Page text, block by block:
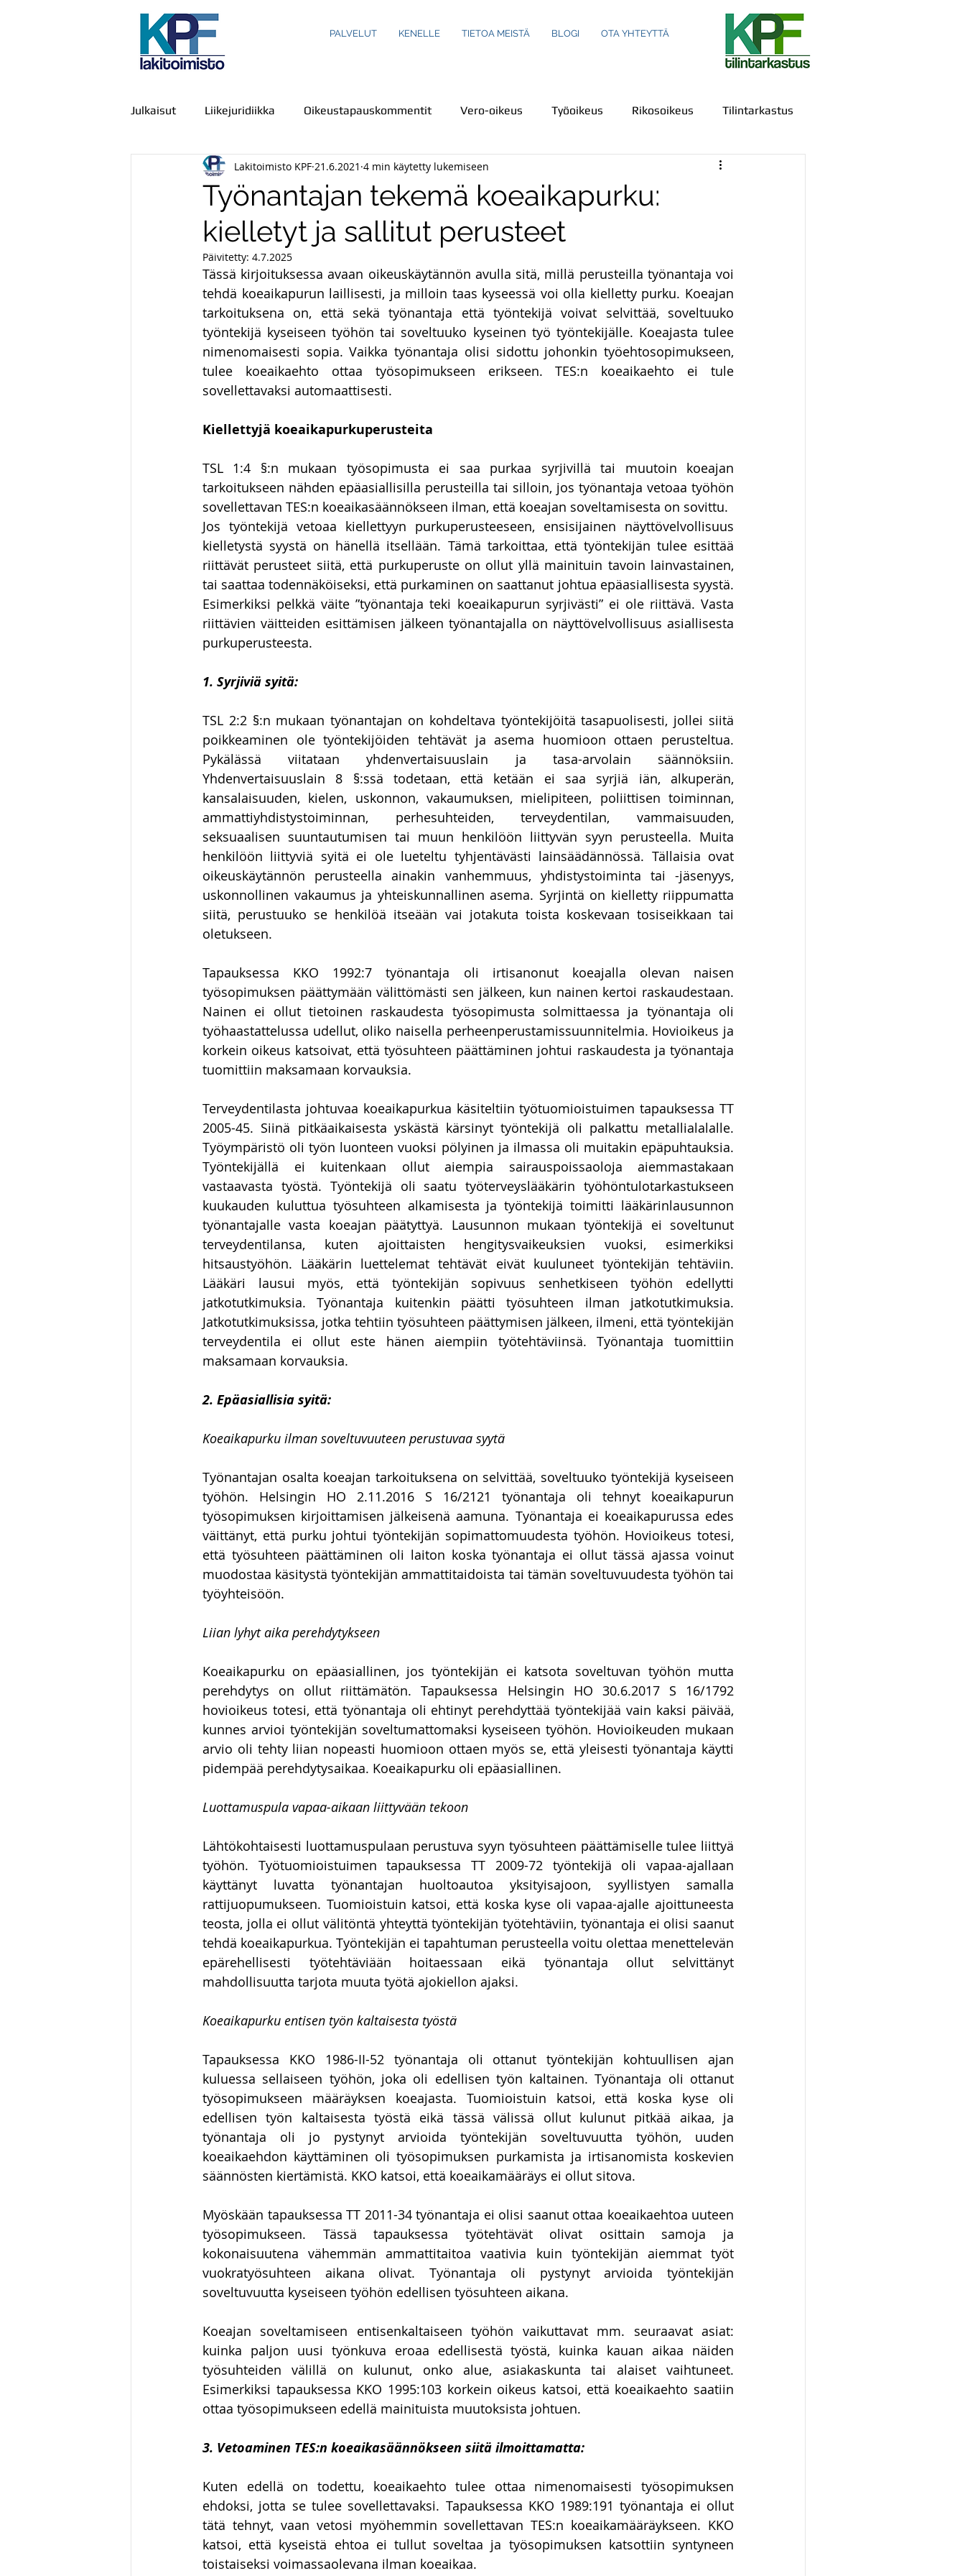
PALVELUT KENELLE TIETOA MEISTÄ BLOGI OTA YHTEYTTÄ
Julkaisut Liikejuridiikka Oikeustapauskommentit Vero-oikeus Työoikeus Rikosoikeus Tilintarkastus
Julkiset hankinnat IT-oikeus Turva-ala Ympäristöoikeus
Kamppailu, väkivalta ja voimakeinot Perheoikeus Teemakirjoituksia
Viestintä Urheiluoikeus Rikoslaki Kuluttajaoikeus Uutiset Uutiskatsaus IPR Todistelu
Luonnonvaraoikeus Hallinto-oikeus Talousoikeus vakuustakavarikko Asunnot ja kiinteistöt
huumausainerikos
Työnantajan tekemä koeaikapurku:
kielletyt ja sallitut perusteet
Lakitoimisto KPF 21.6.2021 4 min käytetty lukemiseen
Päivitetty: 4.7.2025
Tässä kirjoituksessa avaan oikeuskäytännön avulla sitä, millä perusteilla työnantaja voi
tehdä koeaikapurun laillisesti, ja milloin taas kyseessä voi olla kielletty purku. Koeajan
tarkoituksena on, että sekä työnantaja että työntekijä voivat selvittää, soveltuuko
työntekijä kyseiseen työhön tai soveltuuko kyseinen työ työntekijälle. Koeajasta tulee
nimenomaisesti sopia. Vaikka työnantaja olisi sidottu johonkin työehtosopimukseen,
tulee koeaikaehto ottaa työsopimukseen erikseen. TES:n koeaikaehto ei tule
sovellettavaksi automaattisesti.
Kiellettyjä koeaikapurkuperusteita
TSL 1:4 §:n mukaan työsopimusta ei saa purkaa syrjivillä tai muutoin koeajan
tarkoitukseen nähden epäasiallisilla perusteilla tai silloin, jos työnantaja vetoaa työhön
sovellettavan TES:n koeaikasäännökseen ilman, että koeajan soveltamisesta on sovittu.
Jos työntekijä vetoaa kiellettyyn purkuperusteeseen, ensisijainen näyttövelvollisuus
kielletystä syystä on hänellä itsellään. Tämä tarkoittaa, että työntekijän tulee esittää
riittävät perusteet siitä, että purkuperuste on ollut yllä mainituin tavoin lainvastainen,
tai saattaa todennäköiseksi, että purkaminen on saattanut johtua epäasiallisesta syystä.
Esimerkiksi pelkkä väite ”työnantaja teki koeaikapurun syrjivästi” ei ole riittävä. Vasta
riittävien väitteiden esittämisen jälkeen työnantajalla on näyttövelvollisuus asiallisesta
purkuperusteesta.
1. Syrjiviä syitä:
TSL 2:2 §:n mukaan työnantajan on kohdeltava työntekijöitä tasapuolisesti, jollei siitä
poikkeaminen ole työntekijöiden tehtävät ja asema huomioon ottaen perusteltua.
Pykälässä viitataan yhdenvertaisuuslain ja tasa-arvolain säännöksiin.
Yhdenvertaisuuslain 8 §:ssä todetaan, että ketään ei saa syrjiä iän, alkuperän,
kansalaisuuden, kielen, uskonnon, vakaumuksen, mielipiteen, poliittisen toiminnan,
ammattiyhdistystoiminnan, perhesuhteiden, terveydentilan, vammaisuuden,
seksuaalisen suuntautumisen tai muun henkilöön liittyvän syyn perusteella. Muita
henkilöön liittyviä syitä ei ole lueteltu tyhjentävästi lainsäädännössä. Tällaisia ovat
oikeuskäytännön perusteella ainakin vanhemmuus, yhdistystoiminta tai -jäsenyys,
uskonnollinen vakaumus ja yhteiskunnallinen asema. Syrjintä on kielletty riippumatta
siitä, perustuuko se henkilöä itseään vai jotakuta toista koskevaan tosiseikkaan tai
oletukseen.
Tapauksessa KKO 1992:7 työnantaja oli irtisanonut koeajalla olevan naisen
työsopimuksen päättymään välittömästi sen jälkeen, kun nainen kertoi raskaudestaan.
Nainen ei ollut tietoinen raskaudesta työsopimusta solmittaessa ja työnantaja oli
työhaastattelussa udellut, oliko naisella perheenperustamissuunnitelmia. Hovioikeus ja
korkein oikeus katsoivat, että työsuhteen päättäminen johtui raskaudesta ja työnantaja
tuomittiin maksamaan korvauksia.
Terveydentilasta johtuvaa koeaikapurkua käsiteltiin työtuomioistuimen tapauksessa TT
2005-45. Siinä pitkäaikaisesta yskästä kärsinyt työntekijä oli palkattu metallialalalle.
Työympäristö oli työn luonteen vuoksi pölyinen ja ilmassa oli muitakin epäpuhtauksia.
Työntekijällä ei kuitenkaan ollut aiempia sairauspoissaoloja aiemmastakaan
vastaavasta työstä. Työntekijä oli saatu työterveyslääkärin työhöntulotarkastukseen
kuukauden kuluttua työsuhteen alkamisesta ja työntekijä toimitti lääkärinlausunnon
työnantajalle vasta koeajan päätyttyä. Lausunnon mukaan työntekijä ei soveltunut
terveydentilansa, kuten ajoittaisten hengitysvaikeuksien vuoksi, esimerkiksi
hitsaustyöhön. Lääkärin luettelemat tehtävät eivät kuuluneet työntekijän tehtäviin.
Lääkäri lausui myös, että työntekijän sopivuus senhetkiseen työhön edellytti
jatkotutkimuksia. Työnantaja kuitenkin päätti työsuhteen ilman jatkotutkimuksia.
Jatkotutkimuksissa, jotka tehtiin työsuhteen päättymisen jälkeen, ilmeni, että työntekijän
terveydentila ei ollut este hänen aiempiin työtehtäviinsä. Työnantaja tuomittiin
maksamaan korvauksia.
2. Epäasiallisia syitä:
Koeaikapurku ilman soveltuvuuteen perustuvaa syytä
Työnantajan osalta koeajan tarkoituksena on selvittää, soveltuuko työntekijä kyseiseen
työhön. Helsingin HO 2.11.2016 S 16/2121 työnantaja oli tehnyt koeaikapurun
työsopimuksen kirjoittamisen jälkeisenä aamuna. Työnantaja ei koeaikapurussa edes
väittänyt, että purku johtui työntekijän sopimattomuudesta työhön. Hovioikeus totesi,
että työsuhteen päättäminen oli laiton koska työnantaja ei ollut tässä ajassa voinut
muodostaa käsitystä työntekijän ammattitaidoista tai tämän soveltuvuudesta työhön tai
työyhteisöön.
Liian lyhyt aika perehdytykseen
Koeaikapurku on epäasiallinen, jos työntekijän ei katsota soveltuvan työhön mutta
perehdytys on ollut riittämätön. Tapauksessa Helsingin HO 30.6.2017 S 16/1792
hovioikeus totesi, että työnantaja oli ehtinyt perehdyttää työntekijää vain kaksi päivää,
kunnes arvioi työntekijän soveltumattomaksi kyseiseen työhön. Hovioikeuden mukaan
arvio oli tehty liian nopeasti huomioon ottaen myös se, että yleisesti työnantaja käytti
pidempää perehdytysaikaa. Koeaikapurku oli epäasiallinen.
Luottamuspula vapaa-aikaan liittyvään tekoon
Lähtökohtaisesti luottamuspulaan perustuva syyn työsuhteen päättämiselle tulee liittyä
työhön. Työtuomioistuimen tapauksessa TT 2009-72 työntekijä oli vapaa-ajallaan
käyttänyt luvatta työnantajan huoltoautoa yksityisajoon, syyllistyen samalla
rattijuopumukseen. Tuomioistuin katsoi, että koska kyse oli vapaa-ajalle ajoittuneesta
teosta, jolla ei ollut välitöntä yhteyttä työntekijän työtehtäviin, työnantaja ei olisi saanut
tehdä koeaikapurkua. Työntekijän ei tapahtuman perusteella voitu olettaa menettelevän
epärehellisesti työtehtäviään hoitaessaan eikä työnantaja ollut selvittänyt
mahdollisuutta tarjota muuta työtä ajokiellon ajaksi.
Koeaikapurku entisen työn kaltaisesta työstä
Tapauksessa KKO 1986-II-52 työnantaja oli ottanut työntekijän kohtuullisen ajan
kuluessa sellaiseen työhön, joka oli edellisen työn kaltainen. Työnantaja oli ottanut
työsopimukseen määräyksen koeajasta. Tuomioistuin katsoi, että koska kyse oli
edellisen työn kaltaisesta työstä eikä tässä välissä ollut kulunut pitkää aikaa, ja
työnantaja oli jo pystynyt arvioida työntekijän soveltuvuutta työhön, uuden
koeaikaehdon käyttäminen oli työsopimuksen purkamista ja irtisanomista koskevien
säännösten kiertämistä. KKO katsoi, että koeaikamääräys ei ollut sitova.
Myöskään tapauksessa TT 2011-34 työnantaja ei olisi saanut ottaa koeaikaehtoa uuteen
työsopimukseen. Tässä tapauksessa työtehtävät olivat osittain samoja ja
kokonaisuutena vähemmän ammattitaitoa vaativia kuin työntekijän aiemmat työt
vuokratyösuhteen aikana olivat. Työnantaja oli pystynyt arvioida työntekijän
soveltuvuutta kyseiseen työhön edellisen työsuhteen aikana.
Koeajan soveltamiseen entisenkaltaiseen työhön vaikuttavat mm. seuraavat asiat:
kuinka paljon uusi työnkuva eroaa edellisestä työstä, kuinka kauan aikaa näiden
työsuhteiden välillä on kulunut, onko alue, asiakaskunta tai alaiset vaihtuneet.
Esimerkiksi tapauksessa KKO 1995:103 korkein oikeus katsoi, että koeaikaehto saatiin
ottaa työsopimukseen edellä mainituista muutoksista johtuen.
3. Vetoaminen TES:n koeaikasäännökseen siitä ilmoittamatta:
Kuten edellä on todettu, koeaikaehto tulee ottaa nimenomaisesti työsopimuksen
ehdoksi, jotta se tulee sovellettavaksi. Tapauksessa KKO 1989:191 työnantaja ei ollut
tätä tehnyt, vaan vetosi myöhemmin sovellettavan TES:n koeaikamääräykseen. KKO
katsoi, että kyseistä ehtoa ei tullut soveltaa ja työsopimuksen katsottiin syntyneen
toistaiseksi voimassaolevana ilman koeaikaa.